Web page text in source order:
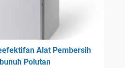
Alat Pembersih
Polutan